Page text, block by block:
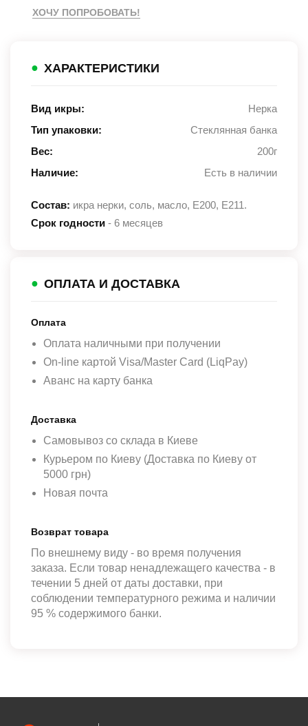
ХОЧУ ПОПРОБОВАТЬ!
● ХАРАКТЕРИСТИКИ
Вид икры:
Нерка
Тип упаковки:
Стеклянная банка
Вес:
200г
Наличие:
Есть в наличии
Состав: икра нерки, соль, масло, Е200, Е211.
Срок годности - 6 месяцев
● ОПЛАТА И ДОСТАВКА
Оплата
Оплата наличными при получении
On-line картой Visa/Master Card (LiqPay)
Аванс на карту банка
Доставка
Самовывоз со склада в Киеве
Курьером по Киеву (Доставка по Киеву от
5000 грн)
Новая почта
Возврат товара
По внешнему виду - во время получения
заказа. Если товар ненадлежащего качества - в
течении 5 дней от даты доставки, при
соблюдении температурного режима и наличии
95 % содержимого банки.